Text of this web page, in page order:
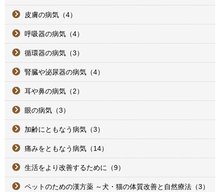
皮膚の病気（4）
呼吸器の病気（4）
循環器の病気（3）
腎臓や泌尿器の病気（4）
耳や鼻の病気（2）
眼の病気（3）
加齢にともなう病気（3）
痛みをともなう病気（14）
生活をより改善するために（9）
ペットのための漢方薬 ～犬・猫の体質改善と自然療法（3）